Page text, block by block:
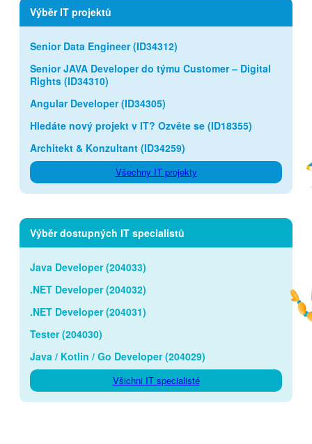
Výběr IT projektů
Senior Data Engineer (ID34312)
Senior JAVA Developer do týmu Customer – Digital
Rights (ID34310)
Angular Developer (ID34305)
Hledáte nový projekt v IT? Ozvěte se (ID18355)
Architekt & Konzultant (ID34259)
Všechny IT projekty
Výběr dostupných IT specialistů
Java Developer (204033)
.NET Developer (204032)
.NET Developer (204031)
Tester (204030)
Java / Kotlin / Go Developer (204029)
Všichni IT specialisté